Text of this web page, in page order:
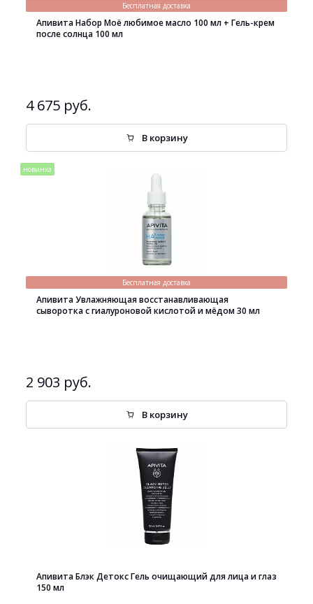
Бесплатная доставка
Апивита Набор Моё любимое масло 100 мл + Гель-крем
после солнца 100 мл
4 675 руб.
В корзину
новинка
Бесплатная доставка
Апивита Увлажняющая восстанавливающая
сыворотка с гиалуроновой кислотой и мёдом 30 мл
2 903 руб.
В корзину
Апивита Блэк Детокс Гель очищающий для лица и глаз
150 мл